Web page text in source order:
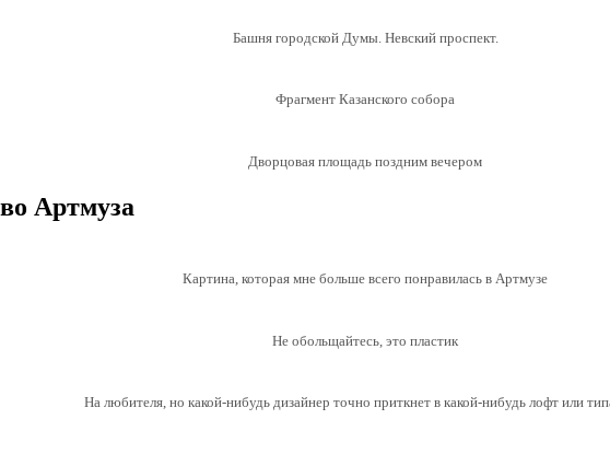
Башня городской Думы. Невский проспект.
Фрагмент Казанского собора
Дворцовая площадь поздним вечером
Артмуза
Картина, которая мне больше всего понравилась в Артмузе
Не обольщайтесь, это пластик
На любителя, но какой-нибудь дизайнер точно приткнет в какой-нибудь лофт или